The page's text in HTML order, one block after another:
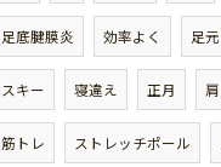
足底腱膜炎 効率よく 足元
スキー 寝違え 正月 肩
筋トレ ストレッチポール